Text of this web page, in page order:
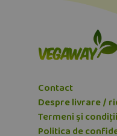
Contact
Despre livrare /
Termeni și condiții
Politica de